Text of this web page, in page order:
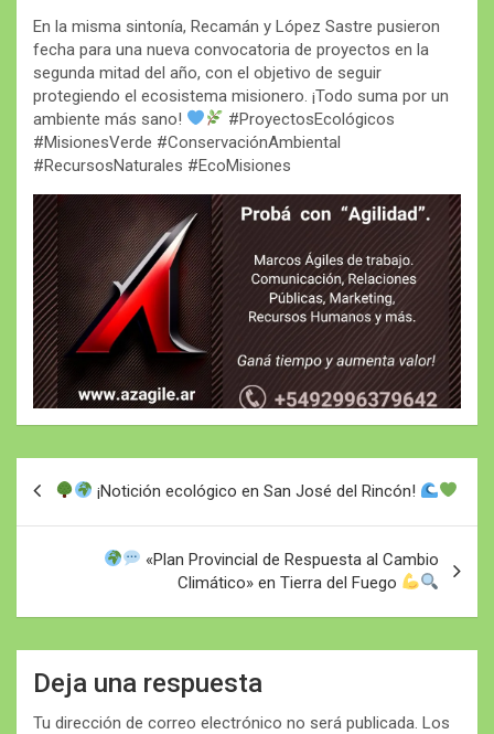
En la misma sintonía, Recamán y López Sastre pusieron
fecha para una nueva convocatoria de proyectos en la
segunda mitad del año, con el objetivo de seguir
protegiendo el ecosistema misionero. ¡Todo suma por un
ambiente más sano!
#ProyectosEcológicos
#MisionesVerde #ConservaciónAmbiental
#RecursosNaturales #EcoMisiones
Navegación
entradas
¡Notición ecológico en San José del Rincón!
«Plan Provincial de Respuesta al Cambio
Climático» en Tierra del Fuego
Deja una respuesta
Tu dirección de correo electrónico no será publicada. Los